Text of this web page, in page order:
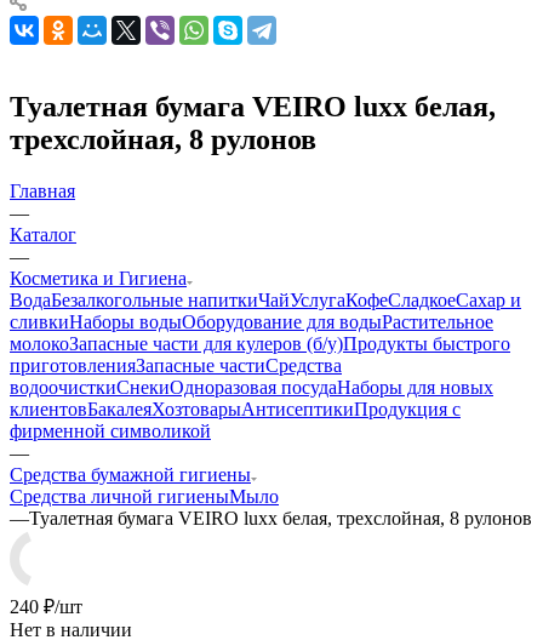
Туалетная бумага VEIRO luxx белая,
трехслойная, 8 рулонов
Главная
—
Каталог
—
Косметика и Гигиена
ВодаБезалкогольные напиткиЧайУслугаКофеСладкоеСахар и
сливкиНаборы водыОборудование для водыРастительное
молокоЗапасные части для кулеров (б/у)Продукты быстрого
приготовленияЗапасные частиСредства
водоочисткиСнекиОдноразовая посудаНаборы для новых
клиентовБакалеяХозтоварыАнтисептикиПродукция с
фирменной символикой
—
Средства бумажной гигиены
Средства личной гигиеныМыло
—Туалетная бумага VEIRO luxx белая, трехслойная, 8 рулонов
240 ₽/шт
Нет в наличии